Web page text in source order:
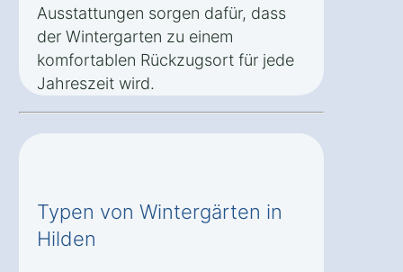
Ausstattungen sorgen dafür, dass
der Wintergarten zu einem
komfortablen Rückzugsort für jede
Jahreszeit wird.
Typen von Wintergärten in
Hilden